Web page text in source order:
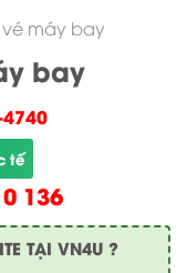
máy bay
bay
tế
136
TẠI VN4U ?